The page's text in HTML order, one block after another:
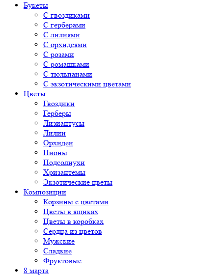
Букеты
С гвоздиками
С герберами
С лилиями
С орхидеями
С розами
С ромашками
С тюльпанами
С экзотическими цветами
Цветы
Гвоздики
Герберы
Лизиантусы
Лилии
Орхидеи
Пионы
Подсолнухи
Хризантемы
Экзотические цветы
Композиции
Корзины с цветами
Цветы в ящиках
Цветы в коробках
Сердца из цветов
Мужские
Сладкие
Фруктовые
8 марта